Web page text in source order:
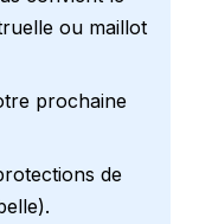
ou maillot
prochaine
de